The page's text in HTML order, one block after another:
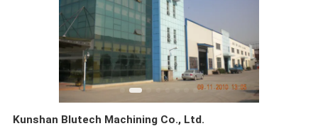
Kunshan Blutech Machining Co., Ltd.